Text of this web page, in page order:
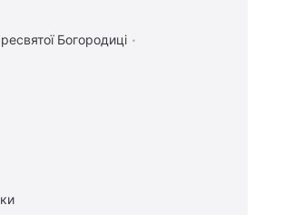
Богородиці